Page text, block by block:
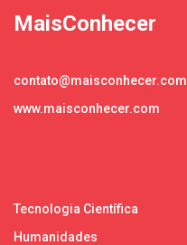
MaisConhecer
contato@maisconhecer.com
www.maisconhecer.com
Tecnologia Científica
Humanidades